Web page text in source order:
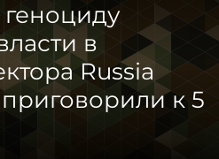
в
Russia
к 5